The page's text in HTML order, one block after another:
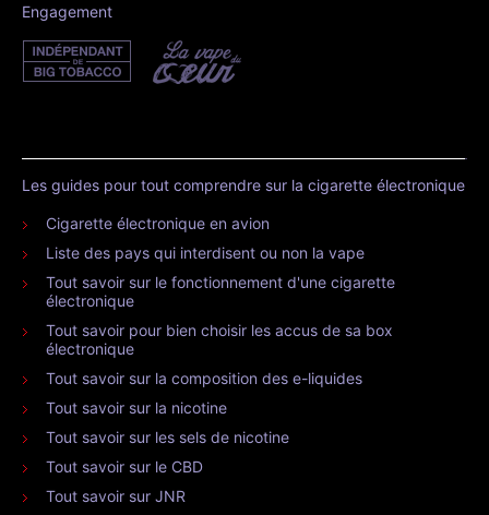
Engagement
Les guides pour tout comprendre sur la cigarette électronique
Cigarette électronique en avion
Liste des pays qui interdisent ou non la vape
Tout savoir sur le fonctionnement d'une cigarette
électronique
Tout savoir pour bien choisir les accus de sa box
électronique
Tout savoir sur la composition des e-liquides
Tout savoir sur la nicotine
Tout savoir sur les sels de nicotine
Tout savoir sur le CBD
Tout savoir sur JNR